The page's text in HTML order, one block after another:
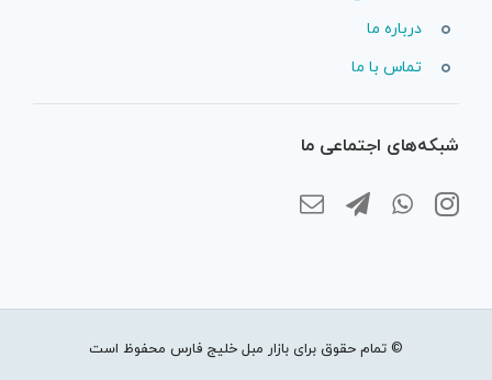
درباره ما
تماس با ما
شبکه‌های اجتماعی ما
© تمام حقوق برای بازار مبل خلیج فارس محفوظ است